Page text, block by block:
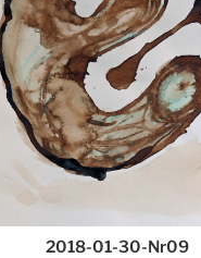
2018-01-30-Nr09